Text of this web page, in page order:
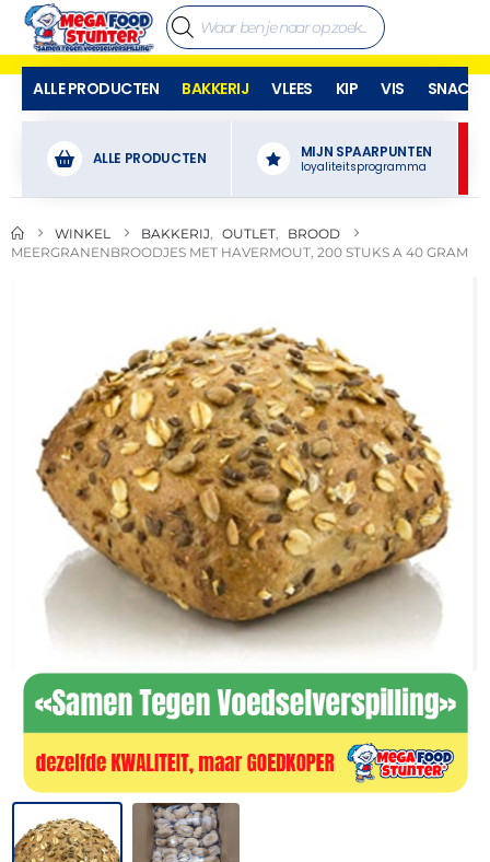
ALLE PRODUCTEN BAKKERIJ VLEES KIP VIS SNACKS
ALLE PRODUCTEN MIJN SPAARPUNTEN
loyaliteitsprogramma
WINKEL BAKKERIJ OUTLET
BROOD
MEERGRANENBROODJES MET HAVERMOUT, 200 STUKS A 40 GRAM